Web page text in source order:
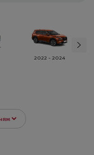
2022 - 2024